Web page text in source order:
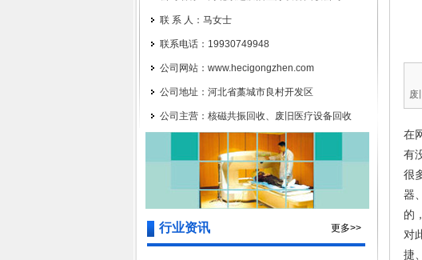
联 系 人：马女士
联系电话：19930749948
公司网站：www.hecigongzhen.com
公司地址：河北省藁城市良村开发区
公司主营：核磁共振回收、废旧医疗设备回收
更多>>
行业资讯
废
在
有
很
器
的
对
捷